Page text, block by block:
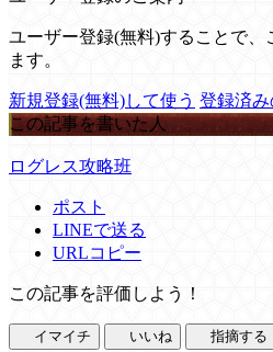
ユーザー登録(無料)することで、
ます。
新規登録(無料)して使う 登録済
この記事を書いた人
ログレス攻略班
ポスト
LINEで送る
URLコピー
この記事を評価しよう！
イマイチ いいね 指摘する